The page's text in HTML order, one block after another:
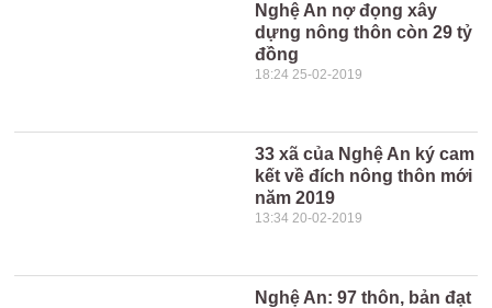
Nghệ An nợ đọng xây
dựng nông thôn còn 29 tỷ
đồng
18:24 25-02-2019
33 xã của Nghệ An ký cam
kết về đích nông thôn mới
năm 2019
13:34 20-02-2019
Nghệ An: 97 thôn, bản đạt